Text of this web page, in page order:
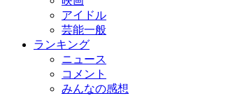
アイドル
芸能一般
ランキング
ニュース
コメント
みんなの感想